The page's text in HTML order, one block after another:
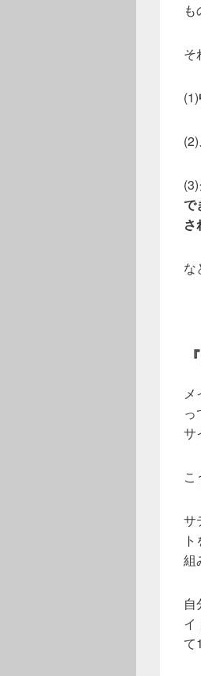
も
そ
(1)
(2)
(3)
で
さ
な
メ
っ
サ
こ
サ
組
自
イ
て